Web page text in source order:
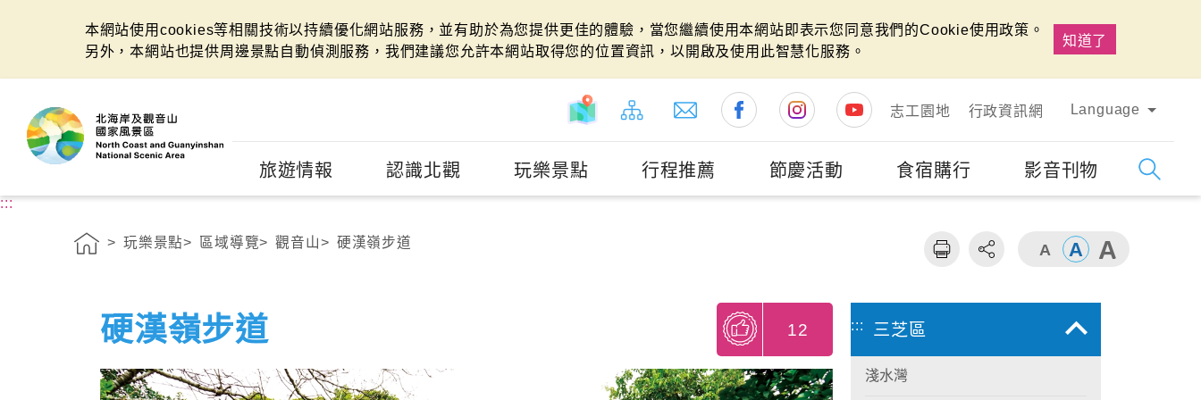
本網站使用cookies等相關技術以持續優化網站服務，並有助於為您提供更佳的體驗，當您繼續使用本網站即表示您同意我們的Cookie使用政策。
另外，本網站也提供周邊景點自動偵測服務，我們建議您允許本網站取得您的位置資訊，以開啟及使用此智慧化服務。
知道了
志工園地
行政資訊網 Language
旅遊情報 認識北觀 玩樂景點 行程推薦 節慶活動 食宿購行 影音刊物
:::
玩樂景點 區域導覽 觀音山 硬漢嶺步道
硬漢嶺步道 12 ::: 三芝區
淺水灣